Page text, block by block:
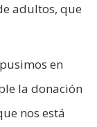
adultos, que
en
la donación
nos está